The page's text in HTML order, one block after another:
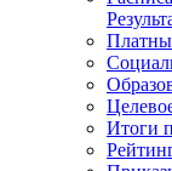
Итоги